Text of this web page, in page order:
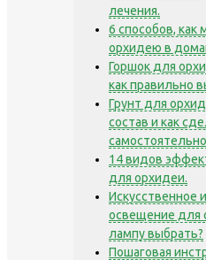
лечения.
6 способов, как
орхидею в
Горшок для
как правильно
Грунт для
состав и как
14 видов
для орхидеи.
Искусственное
освещение для
лампу выбрать?
Пошаговая